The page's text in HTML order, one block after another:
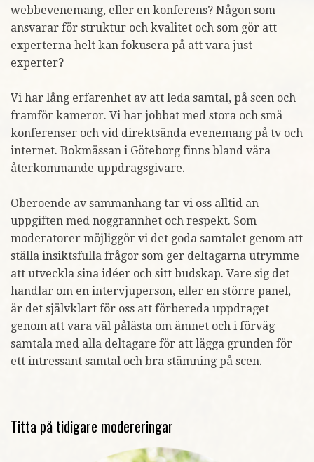
webbevenemang, eller en konferens? Någon som
ansvarar för struktur och kvalitet och som gör att
experterna helt kan fokusera på att vara just
experter?
Vi har lång erfarenhet av att leda samtal, på scen och
framför kameror. Vi har jobbat med stora och små
konferenser och vid direktsända evenemang på tv och
internet. Bokmässan i Göteborg finns bland våra
återkommande uppdragsgivare.
Oberoende av sammanhang tar vi oss alltid an
uppgiften med noggrannhet och respekt. Som
moderatorer möjliggör vi det goda samtalet genom att
ställa insiktsfulla frågor som ger deltagarna utrymme
att utveckla sina idéer och sitt budskap. Vare sig det
handlar om en intervjuperson, eller en större panel,
är det självklart för oss att förbereda uppdraget
genom att vara väl pålästa om ämnet och i förväg
samtala med alla deltagare för att lägga grunden för
ett intressant samtal och bra stämning på scen.
Titta på tidigare modereringar